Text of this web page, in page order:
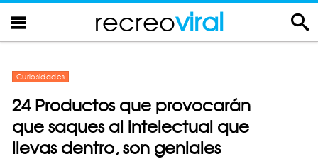
recreoviral
Curiosidades
24 Productos que provocarán
que saques al intelectual que
llevas dentro, son geniales